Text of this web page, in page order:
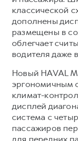
классической
дополнены
размещены в
облегчает
водителя даже
Новый HAVAL
эргономичным
климат-
дисплей
система с
пассажиров